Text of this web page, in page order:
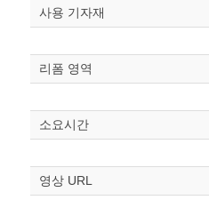
사용 기자재
리폼 영역
소요시간
영상 URL